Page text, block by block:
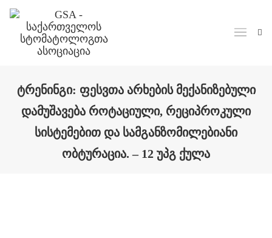
ᲢᲠᲔᲜᲘᲜᲒᲘ: ᲤᲔᲡᲕᲗᲐ ᲐᲠᲮᲔᲑᲘᲡ ᲛᲔᲥᲐᲜᲘᲖᲔᲑᲣᲚᲘ
ᲓᲐᲛᲣᲨᲐᲕᲔᲑᲐ ᲠᲝᲢᲐᲪᲘᲣᲚᲘ, ᲠᲔᲪᲘᲞᲠᲝᲙᲣᲚᲘ
ᲡᲘᲡᲢᲔᲛᲔᲑᲘᲗ ᲓᲐ ᲡᲐᲛᲒᲐᲜᲖᲝᲛᲘᲚᲔᲑᲘᲐᲜᲘ
ᲝᲑᲢᲣᲠᲐᲪᲘᲐ. – 12 ᲣᲞᲒ ᲥᲣᲚᲐ